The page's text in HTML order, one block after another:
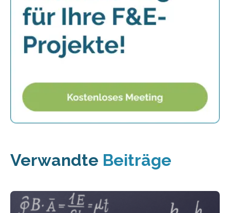
Verwandte Beiträge